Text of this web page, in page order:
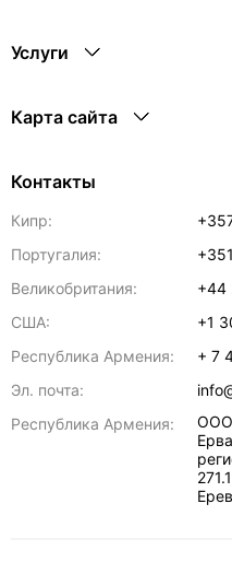
Услуги
Карта сайта
Контакты
Кипр:
Португалия:
Великобритания:
+44
США:
+1
Республика Армения:
+ 7
Эл. почта:
Республика Армения:
ООО